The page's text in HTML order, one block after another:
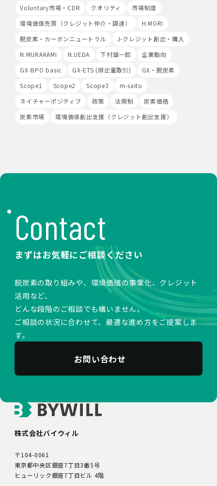
を導入しています。
7.本人が容易に認識できない方法による個人情報の取り扱
当社は、最適なサービスの提供と利便性の向上を目的とし
て、Cookieの使用並びに利用者様のIPアドレス、アクセ
の収集を行うことがあります。また、広告の効果測定のた
め、第三者の運営するツールから当社サイトを訪れる前に
クリックされている広告の情報(クリック日や広告掲載サ
イト等)を取得し、ご提供いただいた個人情報と照合する
Cookieの使用は任意ですが、受け入れを拒否した場合
Analyticsを利用しますと、Google社又は当社の設定す
るCookieをもとにして、Google社が利用者様によるサ
イト訪問履歴を収集、記録、分析します。当社は、
Google社からその分析結果を受け取り、利用者様の利用
状況等を把握します。Google Analyticsにより収集、記
録、分析された利用者様の情報には、特定の個人を識別す
る情報は一切含まれません。また、それらの情報は、
Google社により同社のプライバシーポリシーに基づいて
管理されます。
Google、Meta（Facebook）、X（Twitter）を含む第
社の広告が掲載されています。
第三者配信事業者は、Cookie等の識別情報を使用して、
当社のウェブサイトへの訪問・行動履歴情報に基づいて広
ないデータに不可逆変換した上で第三者配信事業者におい
て照合を行い、その結果に基づいて広告を配信することが
以外の目的で利用することはありません。
10.保有個人データの開示等
当社の保有個人データについて、利用目的の通知・開示・
内容の訂正・追加又は削除・利用の停止・消去、第三者へ
の提供の停止及び第三者提供記録の開示（以下「開示等」
Voluntary市場・CDR
クオリティ
市場制度
環境価値売買（クレジット仲介・調達）
H.MORI
脱炭素・カーボンニュートラル
J-クレジット創出・購入
N.MURAKAMI
N.UEDA 下村雄一郎
企業動向
GX-BPO basic
GX-ETS (排出量取引)
GX・脱炭素
Scope1
Scope2 Scope3
m-saito
ネイチャーポジティブ
政策 法規制
炭素価格
炭素市場
環境価値創出支援（クレジット創出支援）
Contact
まずはお気軽にご相談ください
脱炭素の取り組みや、環境価値の事業化、クレジット
活用など、
どんな段階のご相談でも構いません。
ご相談の状況に合わせて、最適な進め方をご提案しま
す。
お問い合わせ
株式会社バイウィル
〒104-0061
東京都中央区銀座7丁目3番5号
ヒューリック銀座7丁目ビル 4階